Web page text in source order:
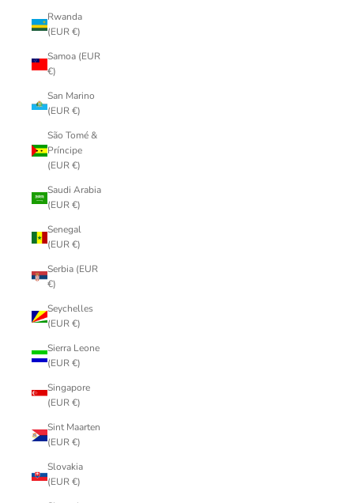
Rwanda
(EUR €)
Samoa (EUR
€)
San Marino
(EUR €)
São Tomé &
Príncipe
(EUR €)
Saudi Arabia
(EUR €)
Senegal
(EUR €)
Serbia (EUR
€)
Seychelles
(EUR €)
Sierra Leone
(EUR €)
Singapore
(EUR €)
Sint Maarten
(EUR €)
Slovakia
(EUR €)